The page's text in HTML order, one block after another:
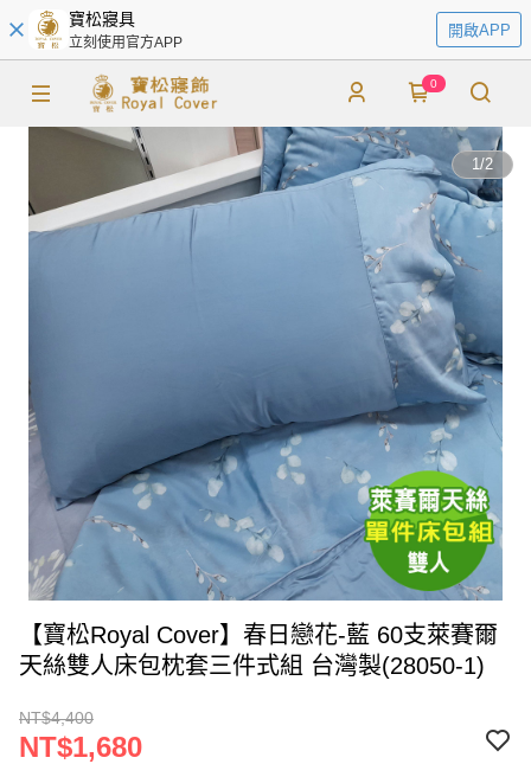
寶松寢具
立刻使用官方APP
開啟APP
0
1/2
【寶松Royal Cover】春日戀花-藍 60支萊賽爾
天絲雙人床包枕套三件式組 台灣製(28050-1)
NT$4,400
NT$1,680